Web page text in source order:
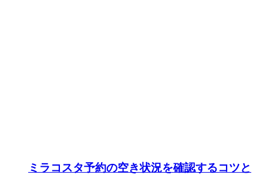
ミラコスタ予約の空き状況を確認するコツと